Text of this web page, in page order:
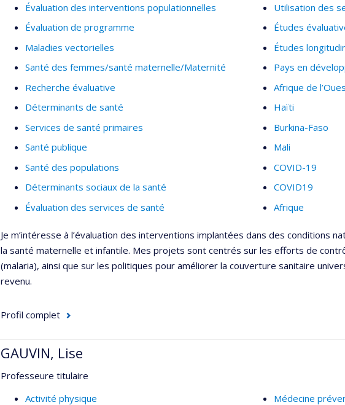
Évaluation des interventions populationnelles
Évaluation de programme
Maladies vectorielles
Santé des femmes/santé maternelle/Maternité
Recherche évaluative
Déterminants de santé
Services de santé primaires
Santé publique
Santé des populations
Déterminants sociaux de la santé
Évaluation des services de santé
Utilisation des
Études
Études
Pays en
Afrique de
Haïti
Burkina-Faso
Mali
COVID-19
COVID19
Afrique
Je m’intéresse à l’évaluation des interventions implantées dans des conditions
la santé maternelle et infantile. Mes projets sont centrés sur les efforts de
(malaria), ainsi que sur les politiques pour améliorer la couverture sanitaire
revenu.
Profil complet
GAUVIN, Lise
Professeure titulaire
Activité physique
Médecine